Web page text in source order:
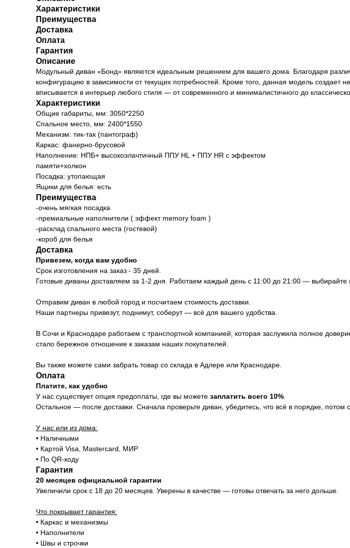
Характеристики
Преимущества
Доставка
Оплата
Гарантия
Описание
Модульный диван «Бонд» являются идеальным решением для вашего дома. Благодаря
конфигурацию в зависимости от текущих потребностей. Кроме того, данная модель
вписывается в интерьер любого стиля — от современного и минималистичного до
Характеристики
Общие габариты, мм: 3050*2250
Спальное место, мм: 2400*1550
Механизм: тик-так (пантограф)
Каркас: фанерно-брусовой
Наполнение: НПБ+ высокоэлачтичный ППУ HL + ППУ HR с эффектом
памяти+холкон
Посадка: утопающая
Ящики для белья: есть
Преимущества
-очень мягкая посадка
-премиальные наполнители ( эффект memory foam )
-расклад спального места (гостевой)
-короб для белья
Доставка
Привезем, когда вам удобно
Срок изготовления на заказ - 35 дней.
Готовые диваны доставляем за 1-2 дня. Работаем каждый день с 11:00 до 21:00 — выбирайте
Отправим диван в любой город и посчитаем стоимость доставки.
Наши партнеры привезут, поднимут, соберут — всё для вашего удобства.
В Сочи и Краснодаре работаем с транспортной компанией, которая заслужила полное
стало бережное отношение к заказам наших покупателей.
Вы также можете сами забрать товар со склада в Адлере или Краснодаре.
Оплата
Платите, как удобно
У нас существует опция предоплаты, где вы можете заплатить всего 10%
Остальное — после доставки. Сначала проверьте диван, убедитесь, что всё в порядке, потом
У нас или из дома:
• Наличными
• Картой Visa, Mastercard, МИР
• По QR-коду
Гарантия
20 месяцев официальной гарантии
Увеличили срок с 18 до 20 месяцев. Уверены в качестве — готовы отвечать за него дольше.
Что покрывает гарантия:
• Каркас и механизмы
• Наполнители
• Швы и строчки